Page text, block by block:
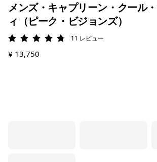
メンズ・キャプリーン・クール
ィ（ピーク・ビジョンズ）
評価: 4.8 / 5
11 レビュー
¥ 13,750